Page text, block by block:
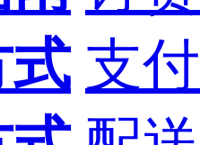
式 支